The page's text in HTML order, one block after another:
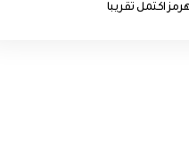
اكتمل تقريبا